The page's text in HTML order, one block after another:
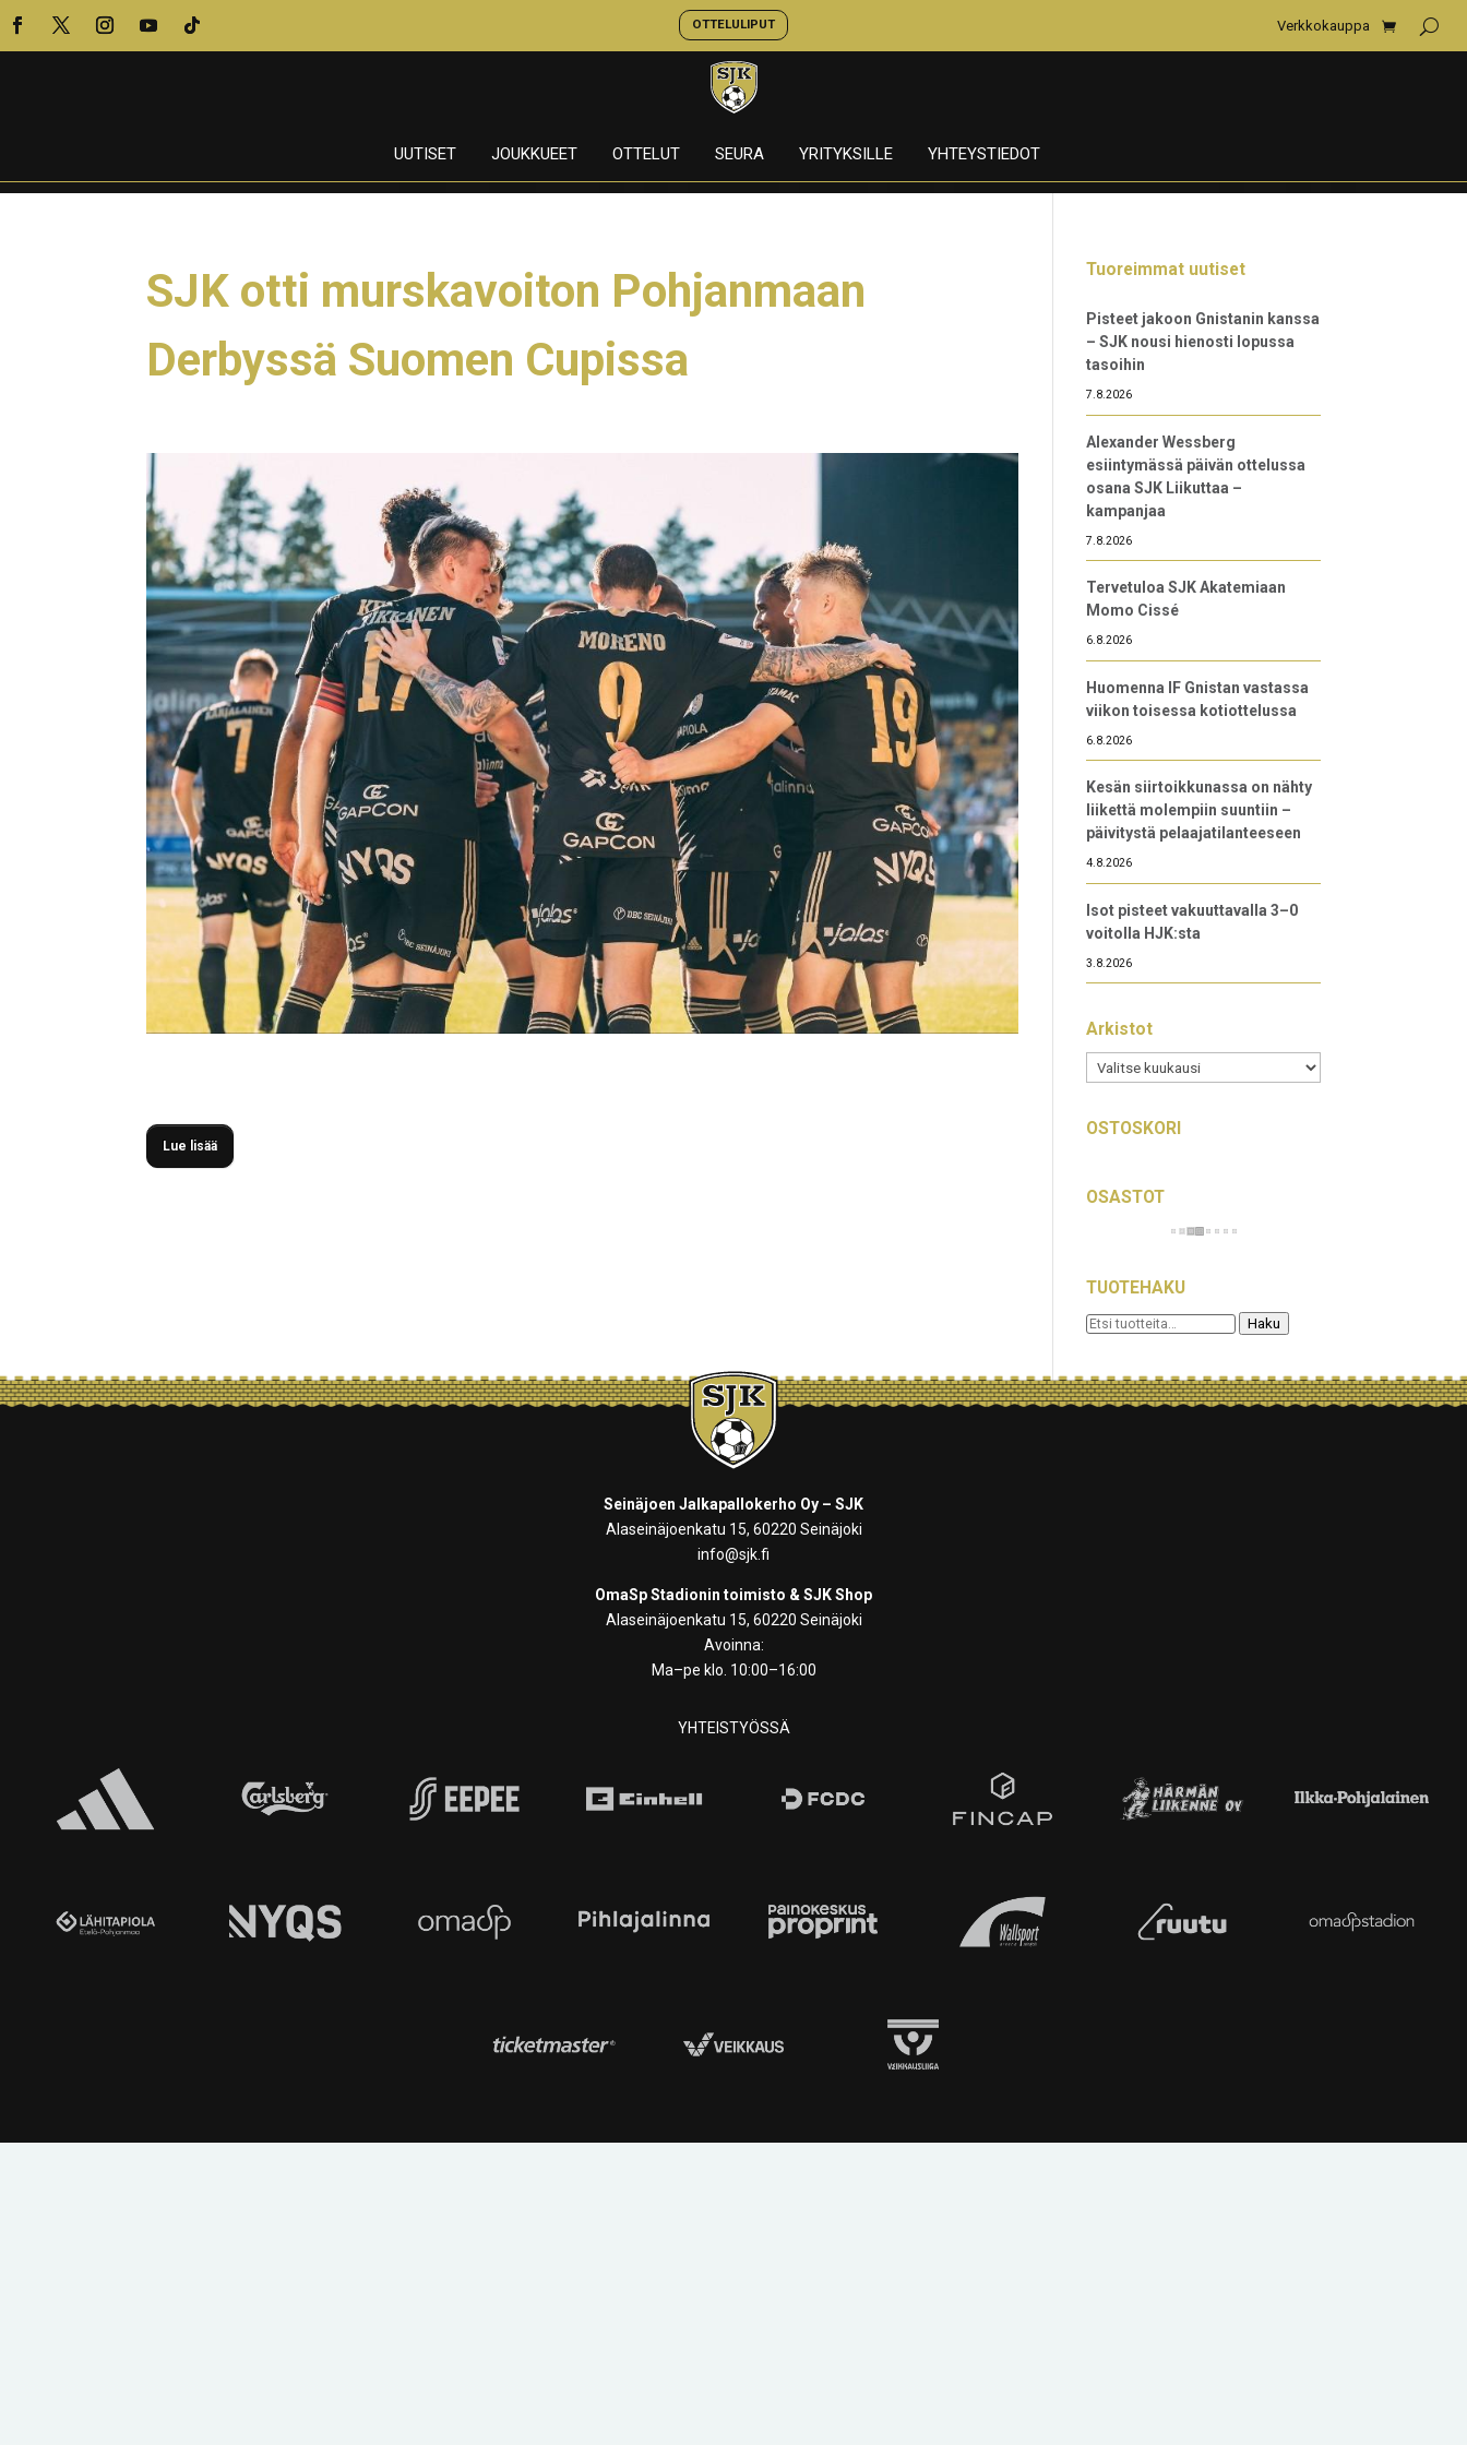
OTTELULIPUT Verkkokauppa
UUTISET JOUKKUEET OTTELUT SEURA YRITYKSILLE YHTEYSTIEDOT
SJK otti murskavoiton Pohjanmaan
Derbyssä Suomen Cupissa
Lue lisää
Tuoreimmat uutiset
Pisteet jakoon Gnistanin kanssa
– SJK nousi hienosti lopussa
tasoihin
7.8.2026
Alexander Wessberg
esiintymässä päivän ottelussa
osana SJK Liikuttaa –
kampanjaa
7.8.2026
Tervetuloa SJK Akatemiaan
Momo Cissé
6.8.2026
Huomenna IF Gnistan vastassa
viikon toisessa kotiottelussa
6.8.2026
Kesän siirtoikkunassa on nähty
liikettä molempiin suuntiin –
päivitystä pelaajatilanteeseen
4.8.2026
Isot pisteet vakuuttavalla 3–0
voitolla HJK:sta
3.8.2026
Arkistot
Arkistot
OSTOSKORI
OSASTOT
TUOTEHAKU
Etsi: Haku
Seinäjoen Jalkapallokerho Oy – SJK
Alaseinäjoenkatu 15, 60220 Seinäjoki
info@sjk.fi
OmaSp Stadionin toimisto & SJK Shop
Alaseinäjoenkatu 15, 60220 Seinäjoki
Avoinna:
Ma–pe klo. 10:00–16:00
YHTEISTYÖSSÄ